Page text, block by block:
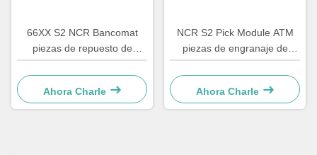
66XX S2 NCR Bancomat
piezas de repuesto de
cajeros automáticos Sistema
de cajero automático
Hardware plástico C
Retracción llave
Ahora Charle
NCR S2 Pick Module ATM
piezas de engranaje de
motor 4450756286 OEM
Ahora Charle